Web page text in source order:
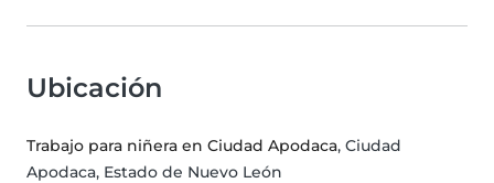
Ubicación
Trabajo para niñera en Ciudad Apodaca, Ciudad
Apodaca, Estado de Nuevo León